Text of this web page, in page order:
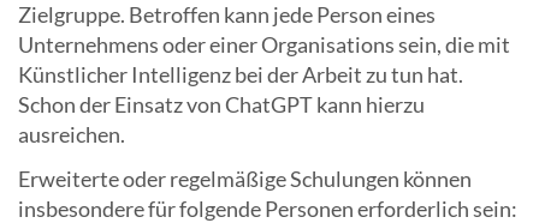
Zielgruppe. Betroffen kann jede Person eines
Unternehmens oder einer Organisations sein, die mit
Künstlicher Intelligenz bei der Arbeit zu tun hat.
Schon der Einsatz von ChatGPT kann hierzu
ausreichen.
Erweiterte oder regelmäßige Schulungen können
insbesondere für folgende Personen erforderlich sein: